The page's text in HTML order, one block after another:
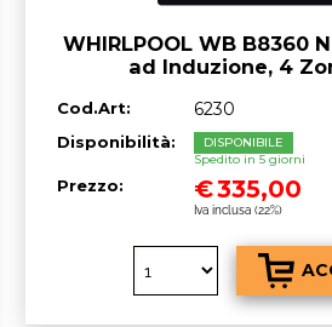
WHIRLPOOL WB B8360
ad Induzione, 4
Cod.Art: 6230
Disponibilità:
DISPONIBILE
Spedito in 5 giorni
Prezzo: €335,00
Iva inclusa (22%)